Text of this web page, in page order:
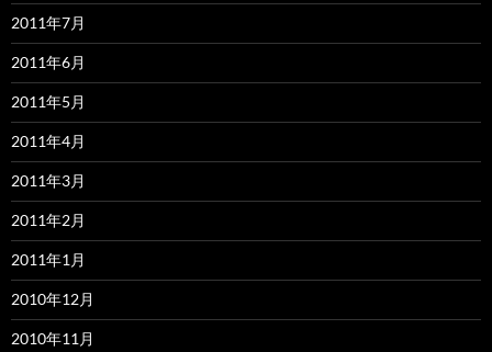
2011年7月
2011年6月
2011年5月
2011年4月
2011年3月
2011年2月
2011年1月
2010年12月
2010年11月